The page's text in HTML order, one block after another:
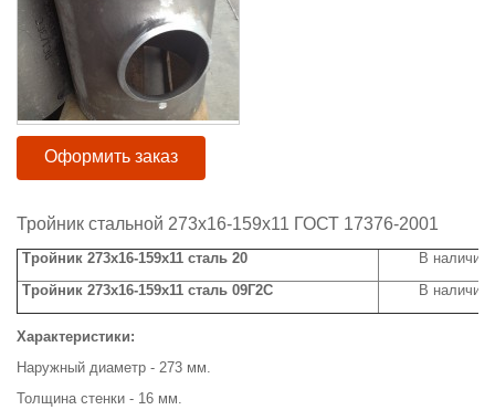
Оформить заказ
Тройник стальной 273х16-159х11 ГОСТ 17376-2001
Тройник 273х16-159х11 сталь 20
В наличии
Тройник 273х16-159х11 сталь 09Г2С
В наличии
Характеристики:
Наружный диаметр - 273 мм.
Толщина стенки - 16 мм.